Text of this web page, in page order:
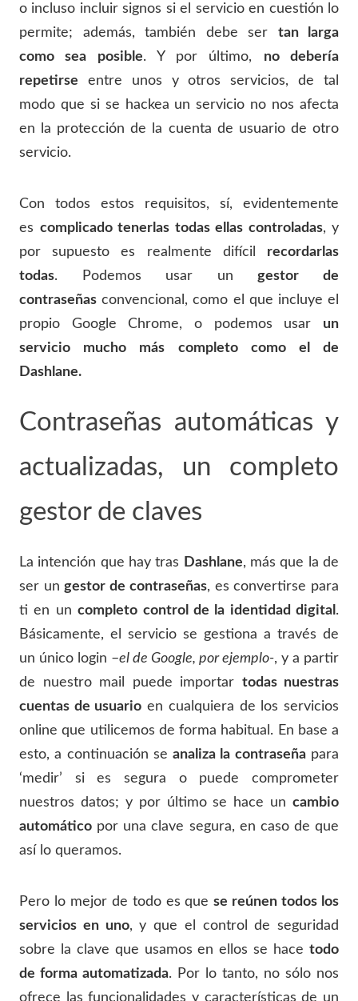
o incluso incluir signos si el servicio en cuestión lo
permite; además, también debe ser tan larga
como sea posible. Y por último, no debería
repetirse entre unos y otros servicios, de tal
modo que si se hackea un servicio no nos afecta
en la protección de la cuenta de usuario de otro
servicio.
Con todos estos requisitos, sí, evidentemente
es complicado tenerlas todas ellas controladas, y
por supuesto es realmente difícil recordarlas
todas. Podemos usar ungestor de
contraseñas convencional, como el que incluye el
propio Google Chrome, o podemos usar un
servicio mucho más completo como el de
Dashlane.
Contraseñas automáticas y
actualizadas, un completo
gestor de claves
La intención que hay tras Dashlane, más que la de
ser ungestor de contraseñas, es convertirse para
ti en uncompleto control de la identidad digital .
Básicamente, el servicio se gestiona a través de
un único login –el de Google, por ejemplo-, y a partir
de nuestro mail puede importar todas nuestras
cuentas de usuario en cualquiera de los servicios
online que utilicemos de forma habitual. En base a
esto, a continuación seanaliza la contraseñapara
‘medir’ si es segura o puede comprometer
nuestros datos; y por último se hace un cambio
automático por una clave segura, en caso de que
así lo queramos.
Pero lo mejor de todo es quese reúnen todos los
servicios en uno, y que el control de seguridad
sobre la clave que usamos en ellos se hace todo
de forma automatizada. Por lo tanto, no sólo nos
ofrece las funcionalidades y características de un